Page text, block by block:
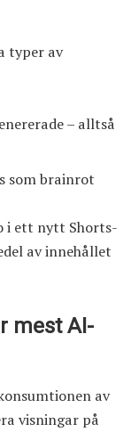
typer av
– alltså
som brainrot
i ett nytt Shorts-
av innehållet
mest AI-
av
visningar på